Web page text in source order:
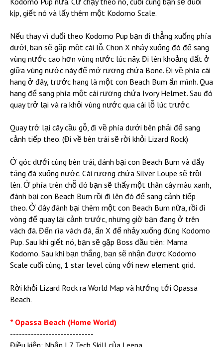
kịp, giết nó và lấy thêm một Kodomo Scale.
Nếu thay vì đuổi theo Kodomo Pup bạn đi thẳng xuống phía
dưới, bạn sẽ gặp một cái lỗ. Chọn X nhảy xuống đó để sang
vùng nước cao hơn vùng nước lúc nãy. Đi lên khoảng đất ở
giữa vùng nước này để mở rương chứa Bone. Đi về phía cái
hang ở đây, trước hang là một con Beach Bum ẩn mình. Qua
hang để sang phía một cái rương chứa Ivory Helmet. Sau đó
quay trở lại và ra khỏi vùng nước qua cái lỗ lúc trước.
Quay trở lại cây cầu gỗ, đi về phía dưới bên phải để sang
cảnh tiếp theo. (Đi về bên trái sẽ rời khỏi Lizard Rock)
Ở góc dưới cùng bên trái, đánh bại con Beach Bum và đẩy
tảng đá xuống nước. Cái rương chứa Silver Loupe sẽ trồi
lên. Ở phía trên chỗ đó bạn sẽ thấy một thân cây màu xanh,
đánh bại con Beach Bum rồi đi lên đó để sang cảnh tiếp
theo. Ở đây đánh bại thêm một con Beach Bum nữa, rồi đi
vòng để quay lại cảnh trước, nhưng giờ bạn đang ở trên
vách đá. Đến rìa vách đá, ấn X để nhảy xuống đúng Kodomo
Pup. Sau khi giết nó, bạn sẽ gặp Boss đầu tiên: Mama
Kodomo. Sau khi bạn thắng, bạn sẽ nhận được Kodomo
Scale cuối cùng, 1 star level cùng với new element grid.
Rời khỏi Lizard Rock ra World Map và hướng tới Opassa
Beach.
* Opassa Beach (Home World)
----------------------------
Điều kiện: Nhận L7 Tech Skill của Leena